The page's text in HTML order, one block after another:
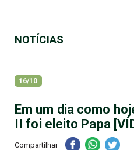
NOTÍCIAS
16/10
Em um dia como
II foi eleito Papa
Compartilhar